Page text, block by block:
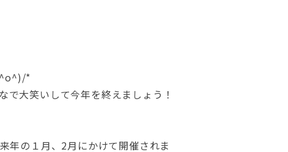
*
大笑いして今年を終えましょう！
年の１月、2月にかけて開催されま